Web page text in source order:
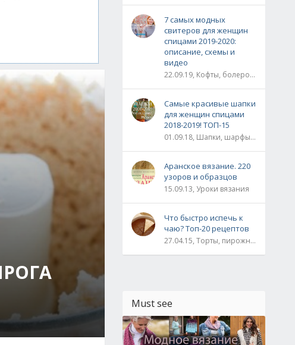
7 самых модных
свитеров для женщин
спицами 2019-2020:
описание, схемы и
видео
22.09.19, Кофты, болеро, жакеты, жилеты, пуловеры и свитера
Самые красивые шапки
для женщин спицами
2018-2019! ТОП-15
01.09.18, Шапки, шарфы, шали, снуды и палантины
Аранское вязание. 220
узоров и образцов
15.09.13, Уроки вязания
Что быстро испечь к
чаю? Топ-20 рецептов
27.04.15, Торты, пирожные, рулеты / Булки, пироги / Печенье, кексы, маффины / На скорую руку
Must see